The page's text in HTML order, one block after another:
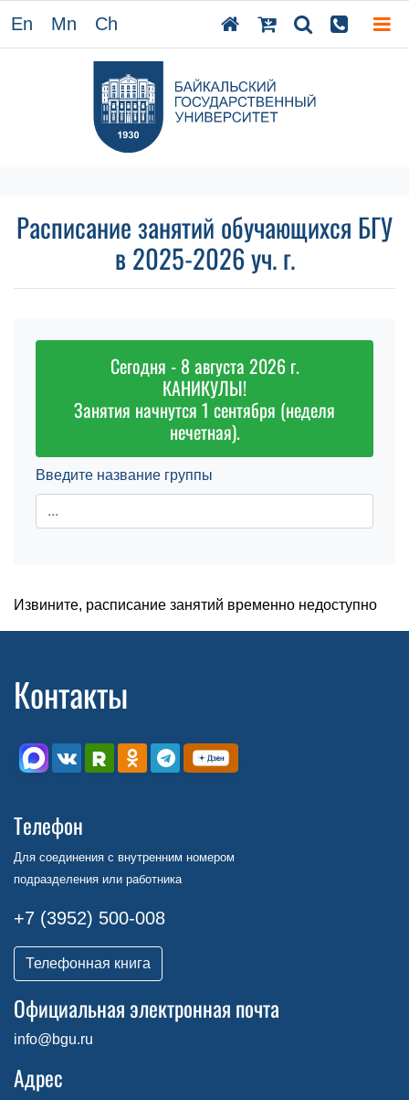
En Mn Ch
Расписание занятий обучающихся БГУ
в 2025-2026 уч. г.
Сегодня - 8 августа 2026 г.
КАНИКУЛЫ!
Занятия начнутся 1 сентября (неделя
нечетная).
Введите название группы
Извините, расписание занятий временно недоступно
Контакты
Телефон
Для соединения с внутренним номером
подразделения или работника
+7 (3952) 500-008
Телефонная книга
Официальная электронная почта
info@bgu.ru
Адрес